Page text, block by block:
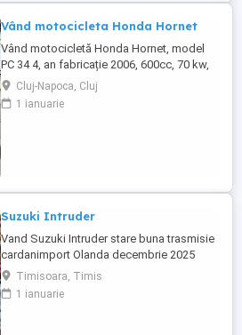
Vând motocicleta Honda Hornet
Vând motocicletă Honda Hornet, model
PC 34 4, an fabricație 2006, 600cc, 70 kw,
98 cp, inspecție tehnică valabilă până în
august 2027 . Preț 1900 euro
Cluj-Napoca, Cluj
1 ianuarie
Suzuki Intruder
Vand Suzuki Intruder stare buna trasmisie
cardanimport Olanda decembrie 2025
inmatriculat RO IN FEBRUARIE Nu raspund
la mesaje.Schimb cu ATV plus sau minus
diferenta
Timisoara, Timis
1 ianuarie